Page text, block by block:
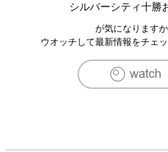
シルバーシティ十勝
が気になりますか
ウオッチして最新情報をチェ